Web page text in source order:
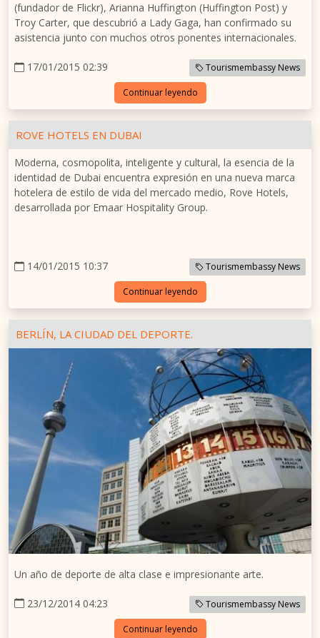
(fundador de Flickr), Arianna Huffington (Huffington Post) y
Troy Carter, que descubrió a Lady Gaga, han confirmado su
asistencia junto con muchos otros ponentes internacionales.
17/01/2015 02:39 Tourismembassy News
Continuar leyendo
ROVE HOTELS EN DUBAI
Moderna, cosmopolita, inteligente y cultural, la esencia de la
identidad de Dubai encuentra expresión en una nueva marca
hotelera de estilo de vida del mercado medio, Rove Hotels,
desarrollada por Emaar Hospitality Group.
14/01/2015 10:37 Tourismembassy News
Continuar leyendo
BERLÍN, LA CIUDAD DEL DEPORTE.
Un año de deporte de alta clase e impresionante arte.
23/12/2014 04:23 Tourismembassy News
Continuar leyendo